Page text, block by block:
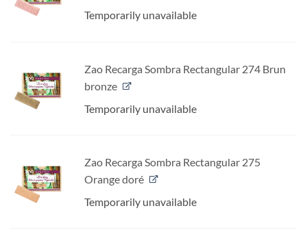
Temporarily unavailable
Zao Recarga Sombra Rectangular 274 Brun
bronze
Temporarily unavailable
Zao Recarga Sombra Rectangular 275
Orange doré
Temporarily unavailable